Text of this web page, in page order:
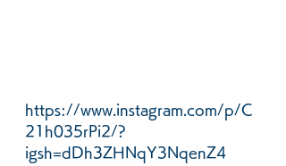
https://www.instagram.com/p/C
21h035rPi2/?
igsh=dDh3ZHNqY3NqenZ4